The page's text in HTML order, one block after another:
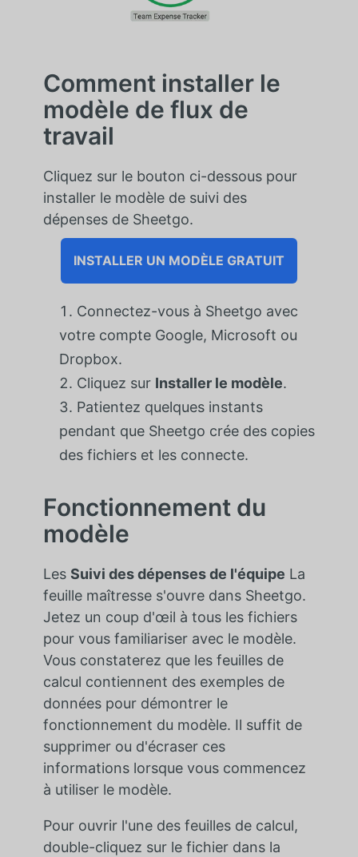
Comment installer le
modèle de flux de
travail
Cliquez sur le bouton ci-dessous pour
installer le modèle de suivi des
dépenses de Sheetgo.
INSTALLER UN MODÈLE GRATUIT
Connectez-vous à Sheetgo avec
votre compte Google, Microsoft ou
Dropbox.
Cliquez sur Installer le modèle.
Patientez quelques instants
pendant que Sheetgo crée des copies
des fichiers et les connecte.
Fonctionnement du
modèle
Les Suivi des dépenses de l'équipe La
feuille maîtresse s'ouvre dans Sheetgo.
Jetez un coup d'œil à tous les fichiers
pour vous familiariser avec le modèle.
Vous constaterez que les feuilles de
calcul contiennent des exemples de
données pour démontrer le
fonctionnement du modèle. Il suffit de
supprimer ou d'écraser ces
informations lorsque vous commencez
à utiliser le modèle.
Pour ouvrir l'une des feuilles de calcul,
double-cliquez sur le fichier dans la